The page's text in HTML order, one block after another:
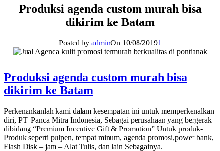
Produksi agenda custom murah bisa
dikirim ke Batam
Posted by adminOn 10/08/20191
Produksi agenda custom murah bisa
dikirim ke Batam
Perkenankanlah kami dalam kesempatan ini untuk memperkenalkan
diri, PT. Panca Mitra Indonesia, Sebagai perusahaan yang bergerak
dibidang “Premium Incentive Gift & Promotion” Untuk produk-
Produk seperti pulpen, tempat minum, agenda promosi,power bank,
Flash Disk – jam – Alat Tulis, dan lain Sebagainya.